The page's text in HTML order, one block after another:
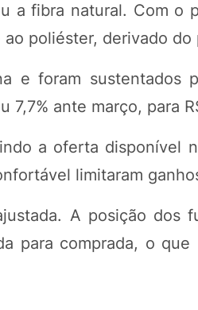
a fibra natural. Com o
poliéster, derivado do
e foram sustentados
7,7% ante março, para
a oferta disponível
limitaram
A posição dos
para comprada, o